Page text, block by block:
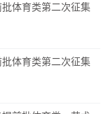
体育类第二次征集
体育类第二次征集